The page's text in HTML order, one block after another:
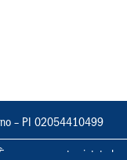
– PI 02054410499
vietata la